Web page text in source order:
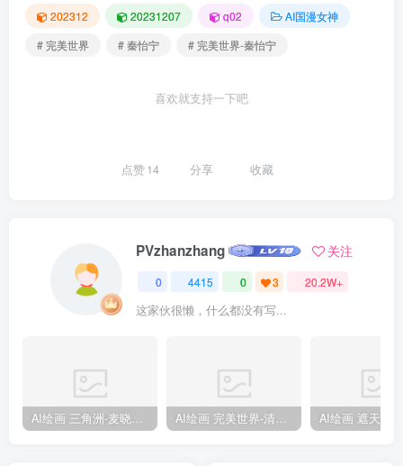
202312 20231207 q02
AI国漫女神
# 完美世界
# 秦怡宁 # 完美世界-秦怡宁
喜欢就支持一下吧
点赞14 分享 收藏
PVzhanzhang 关注
0 4415 0 3 20.2W+
这家伙很懒，什么都没有写...
AI绘画 三角洲-麦晓雯 [15P] [57M] AI绘画 完美世界-清漪 [86P] [1173M]